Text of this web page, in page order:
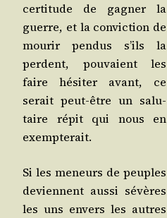
cer­ti­tude de gagner la
guerre, et la convic­tion de
mou­rir pen­dus s’ils la
perdent, pou­vaient les
faire hési­ter avant, ce
serait peut-être un salu­
taire répit qui nous en
exempterait.
Si les meneurs de peuples
deviennent aus­si sévères
les uns envers les autres